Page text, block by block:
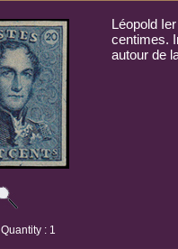
Léopold
centimes.
autour de
Quantity : 1